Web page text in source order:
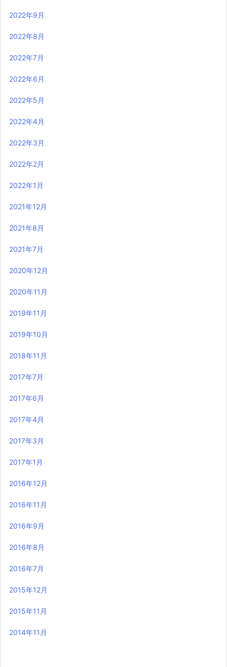
2022年9月
2022年8月
2022年7月
2022年6月
2022年5月
2022年4月
2022年3月
2022年2月
2022年1月
2021年12月
2021年8月
2021年7月
2020年12月
2020年11月
2019年11月
2019年10月
2018年11月
2017年7月
2017年6月
2017年4月
2017年3月
2017年1月
2016年12月
2016年11月
2016年9月
2016年8月
2016年7月
2015年12月
2015年11月
2014年11月